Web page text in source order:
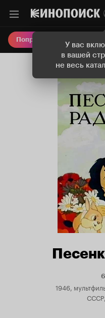
У вас
в вашей
не весь
Попробовать Плюс
1946,